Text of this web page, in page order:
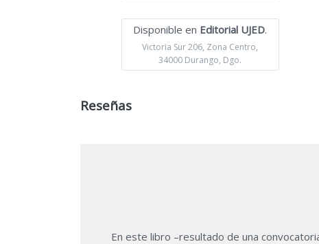
Disponible en Editorial UJED.
Victoria Sur 206, Zona Centro,
34000 Durango, Dgo.
Reseñas
En este libro –resultado de una